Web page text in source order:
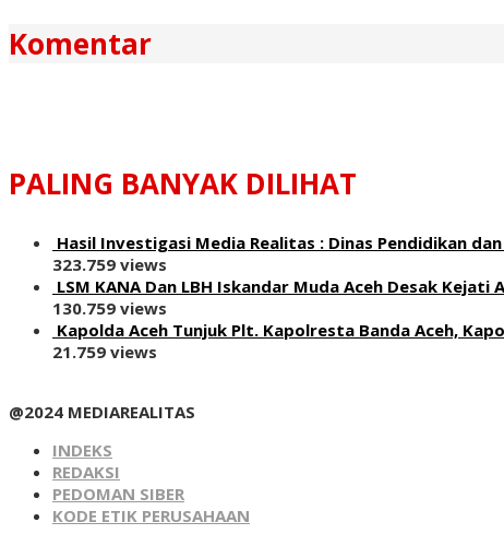
Komentar
PALING BANYAK DILIHAT
Hasil Investigasi Media Realitas : ‎Dinas Pendidikan
323.759 views
LSM KANA Dan LBH Iskandar Muda Aceh Desak Kejati
130.759 views
Kapolda Aceh Tunjuk Plt. Kapolresta Banda Aceh,
21.759 views
@2024 MEDIAREALITAS
INDEKS
REDAKSI
PEDOMAN SIBER
KODE ETIK PERUSAHAAN